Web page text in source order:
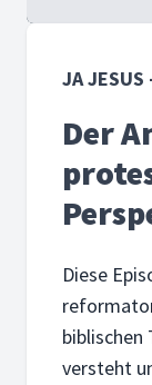
JA JESUS
Der
Diese
biblischen
versteht